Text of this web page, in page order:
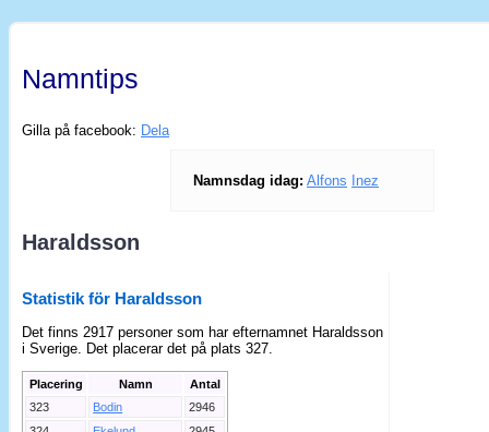
Namntips
Gilla på facebook: Dela
Namnsdag idag: Alfons Inez
Haraldsson
Statistik för Haraldsson
Det finns 2917 personer som har efternamnet Haraldsson
i Sverige. Det placerar det på plats 327.
Placering Namn
Antal
323
Bodin
2946